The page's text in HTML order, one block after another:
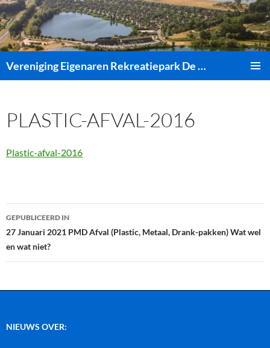
Ga
naar
de
inhoud
Vereniging Eigenaren Rekreatiepark De Bronsbergen
PLASTIC-AFVAL-2016
Plastic-afval-2016
Bericht
navigatie
GEPUBLICEERD IN
27 Januari 2021 PMD Afval (Plastic, Metaal, Drank-pakken) Wat wel
en wat niet?
NIEUWS OVER: